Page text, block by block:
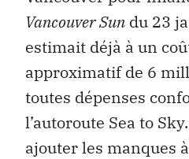
Vancouver Sun du 23
estimait déjà à un
approximatif de 6
toutes dépenses
l’autoroute Sea to
ajouter les manques